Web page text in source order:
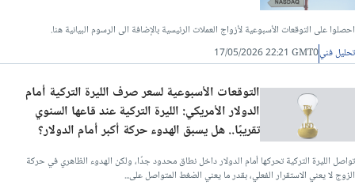
احصلوا على التوقعات الأسبوعية لأزواج العملات الرئيسية بالإضافة الى الرسوم البيانية هنا.
تحليل فني17/05/2026 22:21 GMT0
التوقعات الأسبوعية لسعر صرف الليرة التركية أمام
الدولار الأمريكي: الليرة التركية عند قاعها السنوي
تقريبًا.. هل يسبق الهدوء حركة أكبر أمام الدولار؟
تواصل الليرة التركية تحركها أمام الدولار داخل نطاق محدود جدًا، ولكن الهدوء الظاهري في حركة
الزوج لا يعني الاستقرار الفعلي، بقدر ما يعني الضغط المتواصل على...